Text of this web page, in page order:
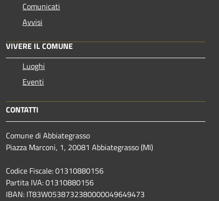
Comunicati
Avvisi
VIVERE IL COMUNE
Luoghi
Eventi
CONTATTI
Comune di Abbiategrasso
Piazza Marconi, 1, 20081 Abbiategrasso (MI)
Codice Fiscale: 01310880156
Partita IVA: 01310880156
IBAN: IT83W0538732380000049649473